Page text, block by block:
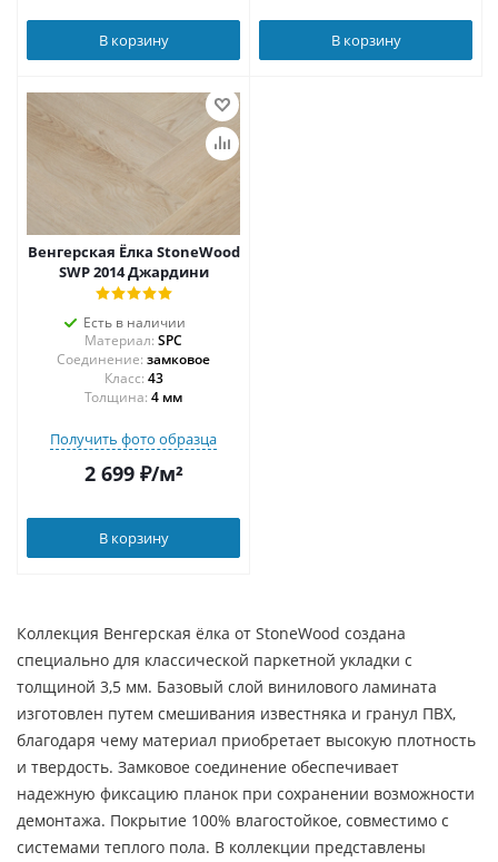
В корзину В корзину
Венгерская Ёлка StoneWood
SWP 2014 Джардини
Есть в наличии
Материал: SPC
Соединение: замковое
43
Толщина: 4 мм
Получить фото образца
2 699₽/м²
В корзину
Коллекция Венгерская ёлка от StoneWood создана
специально для классической паркетной укладки с
толщиной 3,5 мм. Базовый слой винилового ламината
изготовлен путем смешивания известняка и гранул ПВХ,
благодаря чему материал приобретает высокую плотность
и твердость. Замковое соединение обеспечивает
надежную фиксацию планок при сохранении возможности
демонтажа. Покрытие 100% влагостойкое, совместимо с
системами теплого пола. В коллекции представлены